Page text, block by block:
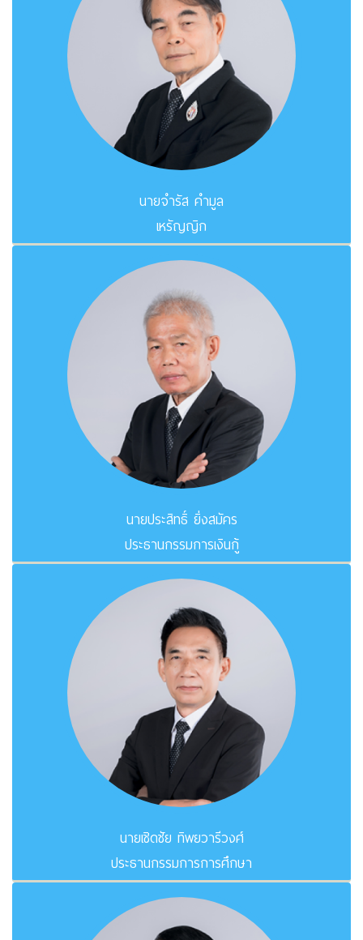
นายจำรัส คำมูล
เหรัญญิก
นายประสิทธิ์ ยิ่งสมัคร
ประธานกรรมการเงินกู้
นายเชิดชัย ทิพยวารีวงศ์
ประธานกรรมการการศึกษา